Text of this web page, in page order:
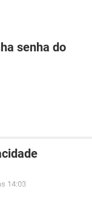
senha do
14:03